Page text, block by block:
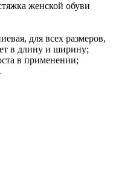
женской обуви
для всех размеров,
в длину и ширину;
в применении;